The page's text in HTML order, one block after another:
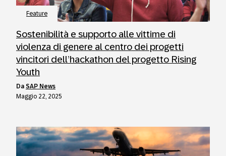
Feature
Sostenibilità e supporto alle vittime di
violenza di genere al centro dei progetti
vincitori dell’hackathon del progetto Rising
Youth
da SAP News
Maggio 22, 2025